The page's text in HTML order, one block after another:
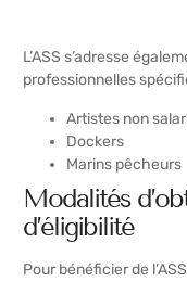
L’ASS s’adresse
professionnelles
Artistes non
Dockers
Marins pêcheurs
Modalités
d’éligibilité
Pour bénéficier de